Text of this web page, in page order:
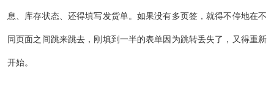
息、库存状态、还得填写发货单。如果没有多页签，就得不停地在不
同页面之间跳来跳去，刚填到一半的表单因为跳转丢失了，又得重新
开始。